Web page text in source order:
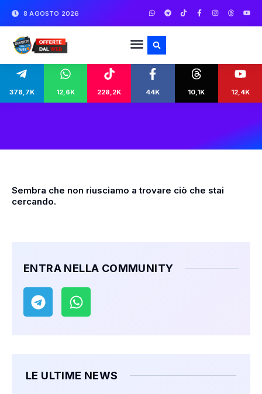
8 AGOSTO 2026
378,7K 12,6K 228,2K 44K 10,1K 12,4K
Sembra che non riusciamo a trovare ciò che stai
cercando.
ENTRA NELLA COMMUNITY
LE ULTIME NEWS